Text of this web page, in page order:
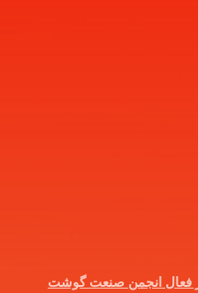
فعال انجمن صنعت گوشت